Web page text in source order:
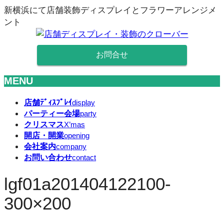
新横浜にて店舗装飾ディスプレイとフラワーアレンジメ
ント
お問合せ
MENU
す
店舗ﾃﾞｨｽﾌﾟﾚｲdisplay
パーティー会場party
クリスマスX’mas
開店・開業opening
会社案内company
お問い合わせcontact
lgf01a201404122100-
300×200